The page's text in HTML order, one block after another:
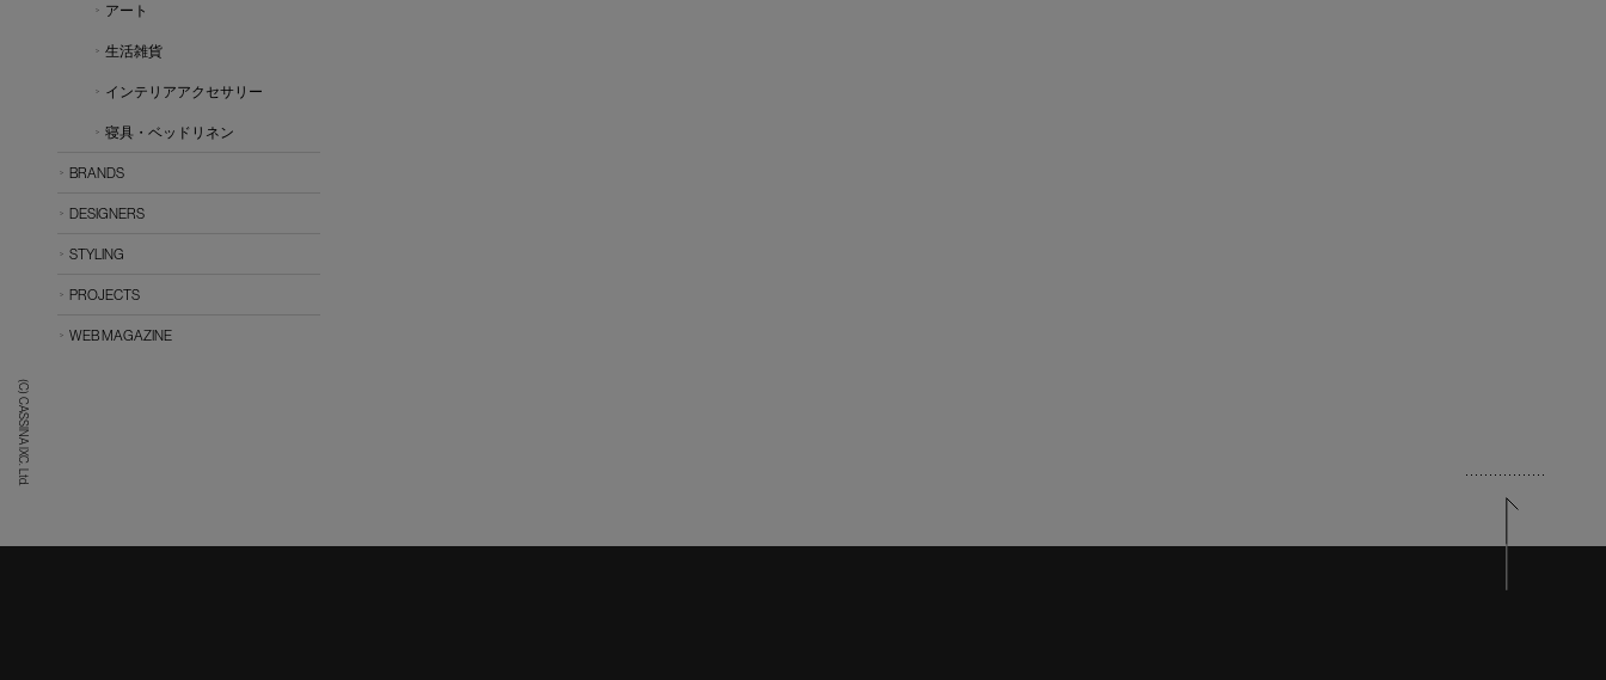
(C) CASSINA IXC. Ltd.
アート
生活雑貨
インテリアアクセサリー
寝具・ベッドリネン
BRANDS
DESIGNERS
STYLING
PROJECTS
WEB MAGAZINE